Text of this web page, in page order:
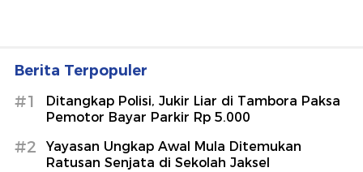
Berita Terpopuler
#1
Ditangkap Polisi, Jukir Liar di Tambora Paksa
Pemotor Bayar Parkir Rp 5.000
#2
Yayasan Ungkap Awal Mula Ditemukan
Ratusan Senjata di Sekolah Jaksel